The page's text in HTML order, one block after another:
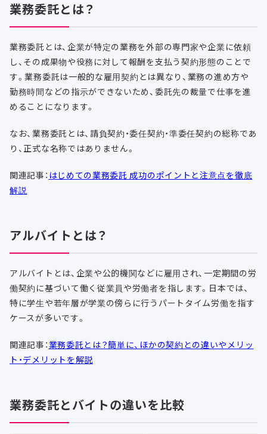
業務委託とは？
業務委託とは、企業が特定の業務を外部の専門家や企業に依頼
し、その成果物や役務に対して報酬を支払う契約形態のことで
す。業務委託は一般的な雇用契約とは異なり、業務の進め方や
勤務時間などの指示ができないため、委託先の裁量で仕事を進
めることになります。
なお、業務委託とは、請負契約・委任契約・準委任契約の総称であ
り、正式な名称ではありません。
関連記事： はじめての業務委託 成功のポイントと注意点を徹底
解説
アルバイトとは？
アルバイトとは、企業や公的機関などに雇用され、一定期間の労
働契約に基づいて働く従業員や労働者を指します。 日本では、
特に学生や若年層が学業の傍らに行うパートタイム労働を指す
ケースが多いです。
関連記事：業務委託とは？簡単に、ほかの契約との違いやメリッ
ト・デメリットを解説
業務委託とバイトの違いを比較